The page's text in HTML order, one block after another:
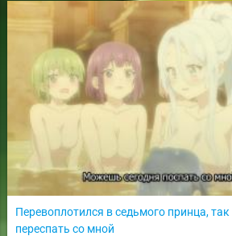
Перевоплотился в седьмого принца,
переспать со мной